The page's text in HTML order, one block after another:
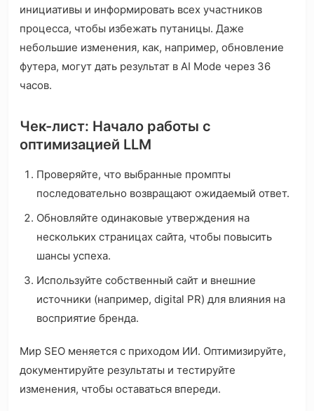
инициативы и информировать всех участников
процесса, чтобы избежать путаницы. Даже
небольшие изменения, как, например, обновление
футера, могут дать результат в AI Mode через 36
часов.
Чек-лист: Начало работы с
оптимизацией LLM
Проверяйте, что выбранные промпты
последовательно возвращают ожидаемый ответ.
Обновляйте одинаковые утверждения на
нескольких страницах сайта, чтобы повысить
шансы успеха.
Используйте собственный сайт и внешние
источники (например, digital PR) для влияния на
восприятие бренда.
Мир SEO меняется с приходом ИИ. Оптимизируйте,
документируйте результаты и тестируйте
изменения, чтобы оставаться впереди.